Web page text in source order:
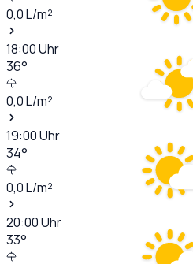
0,0L/m²
18:00Uhr
36°
0,0L/m²
19:00Uhr
34°
0,0L/m²
20:00Uhr
33°